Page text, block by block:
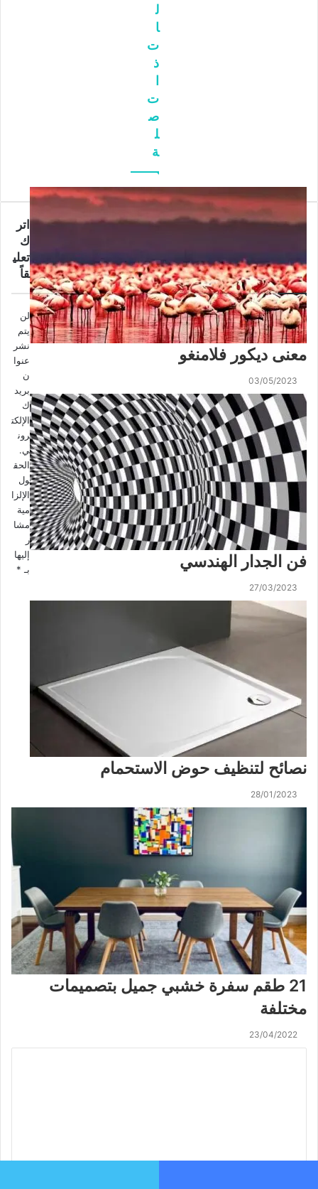
ل
ا
ت
ذ
ت
ص
ل
ة
معنى ديكور فلامنغو
03/05/2023
فن الجدار الهندسي
27/03/2023
نصائح لتنظيف حوض الاستحمام
28/01/2023
21 طقم سفرة خشبي جميل بتصميمات
مختلفة
23/04/2022
اتر
ك
تعلي
قاً
لن
يتم
نشر
عنوا
ن
بريد
ك
الإلكت
رون
ي.
الحق
ول
الإلزا
مية
مشا
ر
إليها
بـ *
ي